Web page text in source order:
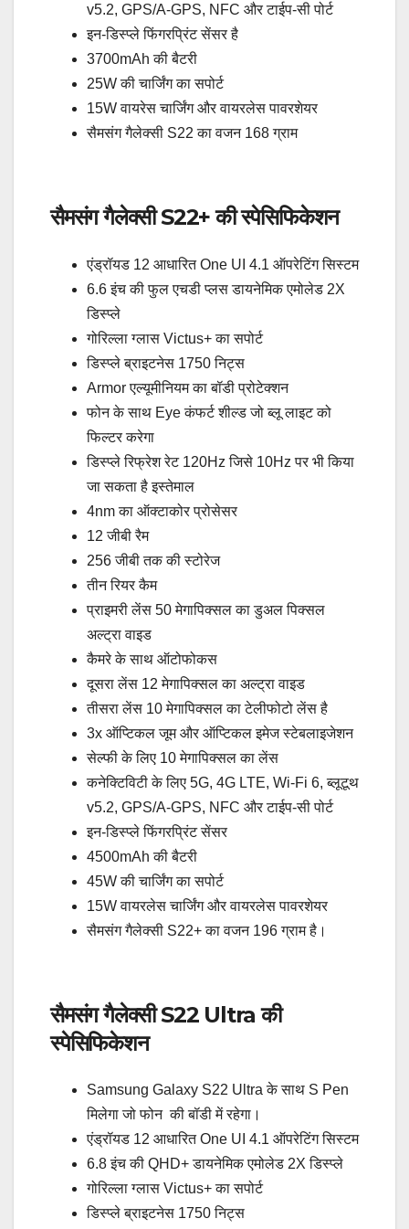
v5.2, GPS/A-GPS, NFC और टाईप-सी पोर्ट
इन-डिस्प्ले फिंगरप्रिंट सेंसर है
3700mAh की बैटरी
25W की चार्जिंग का सपोर्ट
15W वायरेस चार्जिंग और वायरलेस पावरशेयर
सैमसंग गैलेक्सी S22 का वजन 168 ग्राम
सैमसंग गैलेक्सी S22+ की स्पेसिफिकेशन
एंड्रॉयड 12 आधारित One UI 4.1 ऑपरेटिंग सिस्टम
6.6 इंच की फुल एचडी प्लस डायनेमिक एमोलेड 2X
डिस्प्ले
गोरिल्ला ग्लास Victus+ का सपोर्ट
डिस्प्ले ब्राइटनेस 1750 निट्स
Armor एल्यूमीनियम का बॉडी प्रोटेक्शन
फोन के साथ Eye कंफर्ट शील्ड जो ब्लू लाइट को
फिल्टर करेगा
डिस्प्ले रिफ्रेश रेट 120Hz जिसे 10Hz पर भी किया
जा सकता है इस्तेमाल
4nm का ऑक्टाकोर प्रोसेसर
12 जीबी रैम
256 जीबी तक की स्टोरेज
तीन रियर कैम
प्राइमरी लेंस 50 मेगापिक्सल का डुअल पिक्सल
अल्ट्रा वाइड
कैमरे के साथ ऑटोफोकस
दूसरा लेंस 12 मेगापिक्सल का अल्ट्रा वाइड
तीसरा लेंस 10 मेगापिक्सल का टेलीफोटो लेंस है
3x ऑप्टिकल जूम और ऑप्टिकल इमेज स्टेबलाइजेशन
सेल्फी के लिए 10 मेगापिक्सल का लेंस
कनेक्टिविटी के लिए 5G, 4G LTE, Wi-Fi 6, ब्लूटूथ
v5.2, GPS/A-GPS, NFC और टाईप-सी पोर्ट
इन-डिस्प्ले फिंगरप्रिंट सेंसर
4500mAh की बैटरी
45W की चार्जिंग का सपोर्ट
15W वायरलेस चार्जिंग और वायरलेस पावरशेयर
सैमसंग गैलेक्सी S22+ का वजन 196 ग्राम है।
सैमसंग गैलेक्सी S22 Ultra की
स्पेसिफिकेशन
Samsung Galaxy S22 Ultra के साथ S Pen
मिलेगा जो फोन की बॉडी में रहेगा।
एंड्रॉयड 12 आधारित One UI 4.1 ऑपरेटिंग सिस्टम
6.8 इंच की QHD+ डायनेमिक एमोलेड 2X डिस्प्ले
गोरिल्ला ग्लास Victus+ का सपोर्ट
डिस्प्ले ब्राइटनेस 1750 निट्स